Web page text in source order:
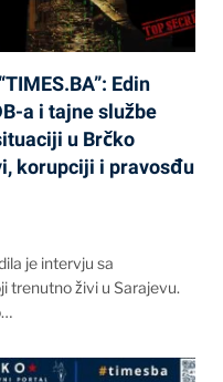
Edin
a i tajne službe
u Brčko
korupciji i pravosđu
je intervju sa
trenutno živi u Sarajevu.